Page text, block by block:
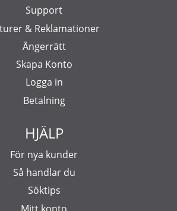
Support
& Reklamationer
Ångerrätt
Skapa Konto
Logga in
Betalning
HJÄLP
För nya kunder
Så handlar du
Söktips
Mitt konto